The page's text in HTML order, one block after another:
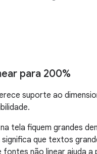
para 200%
suporte ao
tela fiquem grandes
que textos
não linear ajuda